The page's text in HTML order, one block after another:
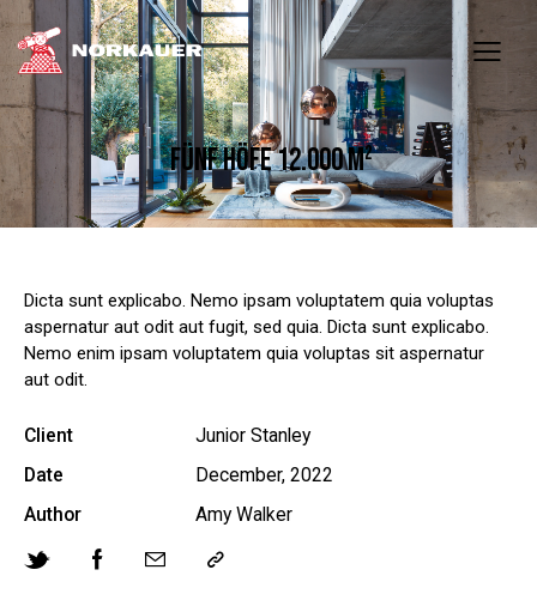
FÜNF HÖFE 12.000 M²
Dicta sunt explicabo. Nemo ipsam voluptatem quia voluptas
aspernatur aut odit aut fugit, sed quia. Dicta sunt explicabo.
Nemo enim ipsam voluptatem quia voluptas sit aspernatur
aut odit.
Client
Junior Stanley
Date
December, 2022
Author
Amy Walker